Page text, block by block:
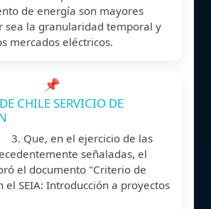
de energía son mayores
sea la granularidad temporal y
mercados eléctricos.
📌
CHILE SERVICIO DE
3. Que, en el ejercicio de las
señaladas, el
el documento "Criterio de
el SEIA: Introducción a proyectos